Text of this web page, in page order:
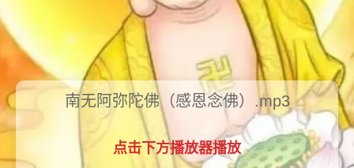
南无阿弥陀佛（感恩念佛）.mp3
点击下方播放器播放